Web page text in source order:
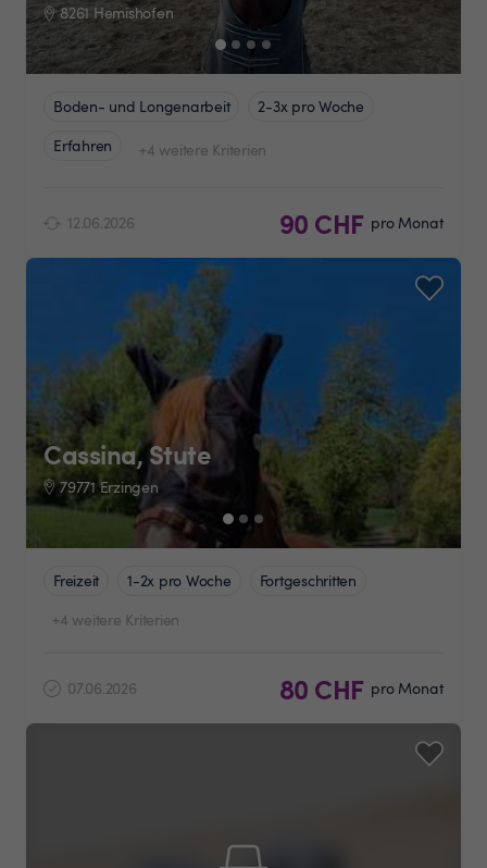
8261 Hemishofen
Boden- und Longenarbeit
2-3x pro Woche
Erfahren
+4 weitere Kriterien
12.06.2026 90 CHF pro Monat
Cassina, Stute
79771 Erzingen
Freizeit 1-2x pro Woche
Fortgeschritten
+4 weitere Kriterien
07.06.2026 80 CHF pro Monat